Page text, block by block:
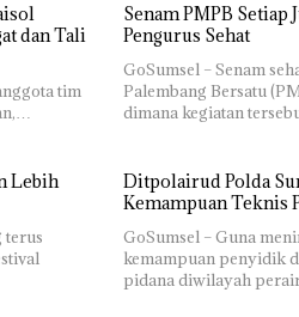
dan Tali
tim
Senam PMPB Setiap
Pengurus Sehat
GoSumsel – Senam
Palembang Bersatu
dimana kegiatan
Lebih
terus
Ditpolairud Polda
Kemampuan Teknis
GoSumsel – Guna
kemampuan penyidik
pidana diwilayah